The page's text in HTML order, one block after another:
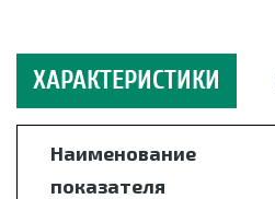
ХАРАКТЕРИСТИКИ
Наименование
показателя